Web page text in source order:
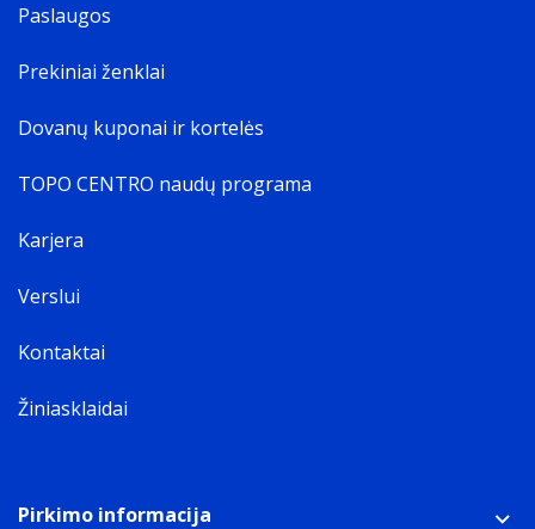
Paslaugos
Prekiniai ženklai
Dovanų kuponai ir kortelės
TOPO CENTRO naudų programa
Karjera
Verslui
Kontaktai
Žiniasklaidai
Pirkimo informacija